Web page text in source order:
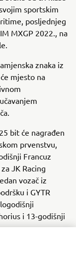
sportskim
posljednjeg
MXGP 2022., na
znaka iz
mjesto na
bit će nagrađen
prvenstvu,
Francuz
JK Racing
vozač iz
i GYTR
i 13-godišnji
ali prijave za